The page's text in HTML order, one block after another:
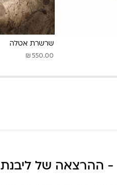
שרשרת אטלה
₪ 550.00
- ההרצאה של ליבנת